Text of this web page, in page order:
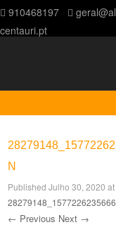
910468197
centauri.pt
N
PublishedJulho 30, 2020
← Previous Next →